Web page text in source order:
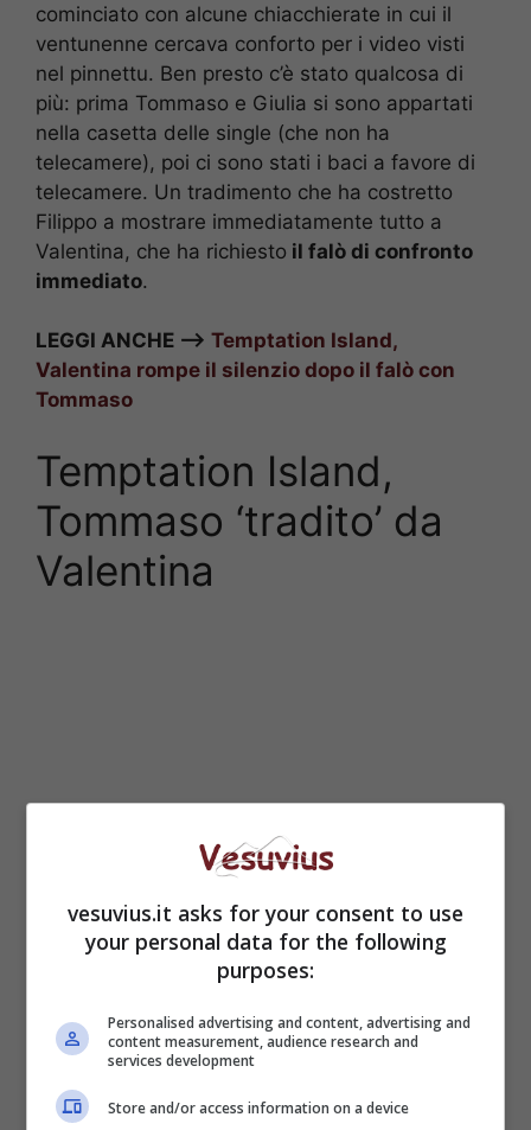
cominciato con alcune chiacchierate in cui il
ventunenne cercava conforto per i video visti
nel pinnettu. Ben presto c’è stato qualcosa di
più: prima Tommaso e Giulia si sono appartati
nella casetta delle single (che non ha
telecamere), poi ci sono stati i baci a favore di
telecamere. Un tradimento che ha costretto
Filippo a mostrare immediatamente tutto a
Valentina, che ha richiesto il falò di confronto
immediato.
LEGGI ANCHE –> Temptation Island,
Valentina rompe il silenzio dopo il falò con
Tommaso
Temptation Island,
Tommaso ‘tradito’ da
Valentina
vesuvius.it asks for your consent to use
your personal data for the following
purposes:
Personalised advertising and content, advertising and
content measurement, audience research and
services development
Store and/or access information on a device